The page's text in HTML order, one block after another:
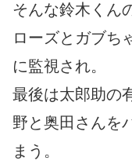
そんな鈴木くん
ローズとガブち
に監視され。
最後は太郎助の
野と奥田さんを
まう。